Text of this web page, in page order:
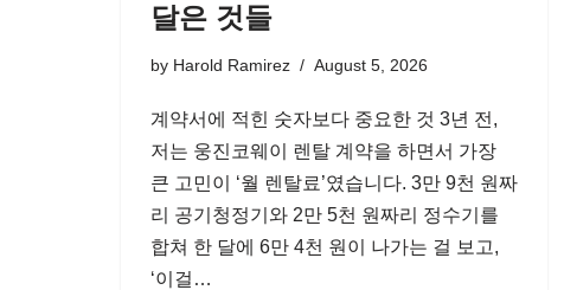
달은 것들
by Harold Ramirez August 5, 2026
계약서에 적힌 숫자보다 중요한 것 3년 전,
저는 웅진코웨이 렌탈 계약을 하면서 가장
큰 고민이 ‘월 렌탈료’였습니다. 3만 9천 원짜
리 공기청정기와 2만 5천 원짜리 정수기를
합쳐 한 달에 6만 4천 원이 나가는 걸 보고,
‘이걸…